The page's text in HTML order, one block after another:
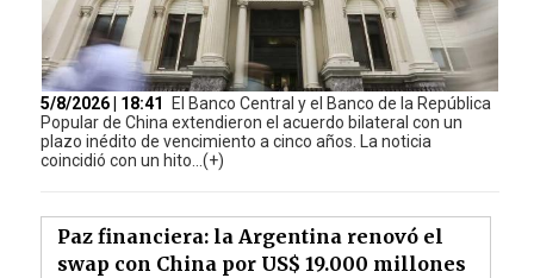
5/8/2026 | 18:41
El Banco Central y el Banco de la República
Popular de China extendieron el acuerdo bilateral con un
plazo inédito de vencimiento a cinco años. La noticia
coincidió con un hito...(+)
Paz financiera: la Argentina renovó el
swap con China por US$ 19.000 millones